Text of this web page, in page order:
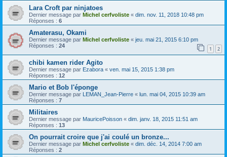
Lara Croft par ninjatoes
Dernier message par Michel cerfvoliste « dim. nov. 11, 2018 10:48 pm
Réponses : 6
Amaterasu, Okami
Dernier message par Michel cerfvoliste « jeu. mai 21, 2015 6:10 pm
Réponses : 24 1 2
chibi kamen rider Agito
Dernier message par Ezabora « ven. mai 15, 2015 1:38 pm
Réponses : 12
Mario et Bob l'éponge
Dernier message par LEMAN_Jean-Pierre « lun. mai 04, 2015 10:39 am
Réponses : 7
Militaires
Dernier message par MauricePoisson « dim. janv. 18, 2015 11:51 am
Réponses : 13
On pourrait croire que j'ai coulé un bronze...
Dernier message par Michel cerfvoliste « dim. déc. 14, 2014 7:00 am
Réponses : 2